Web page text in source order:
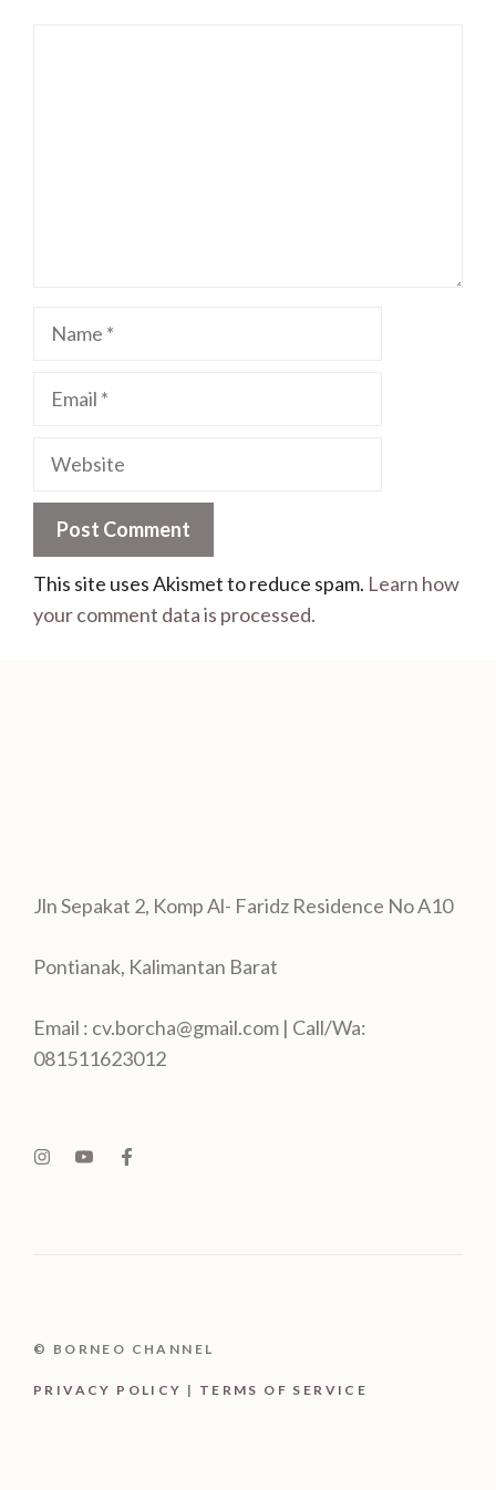
This site uses Akismet to reduce spam. Learn how
your comment data is processed.
Jln Sepakat 2, Komp Al- Faridz Residence No A10
Pontianak, Kalimantan Barat
Email : cv.borcha@gmail.com | Call/Wa:
081511623012
© BORNEO CHANNEL
PRIVACY POLICY | TERMS OF SERVICE